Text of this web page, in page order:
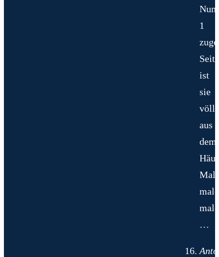
1
ist
sie
aus
dem
…